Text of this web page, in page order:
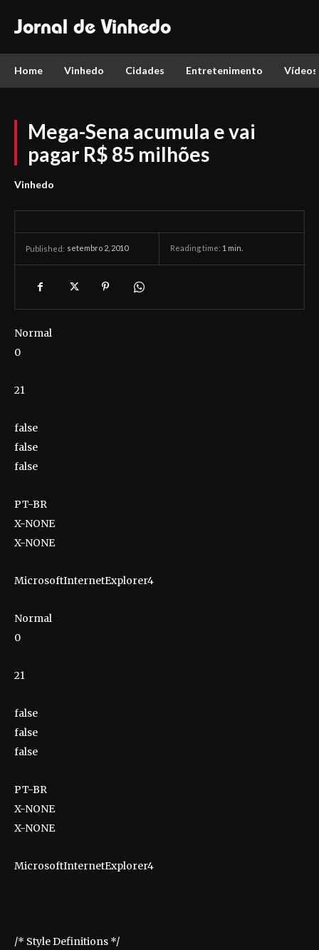
Jornal de Vinhedo
Home Vinhedo Cidades Entretenimento Vídeos
Mega-Sena acumula e vai
pagar R$ 85 milhões
Vinhedo
Published: setembro 2, 2010 Reading time: 1 min.
Normal
0
21
false
false
false
PT-BR
X-NONE
X-NONE
MicrosoftInternetExplorer4
Normal
0
21
false
false
false
PT-BR
X-NONE
X-NONE
MicrosoftInternetExplorer4
/* Style Definitions */